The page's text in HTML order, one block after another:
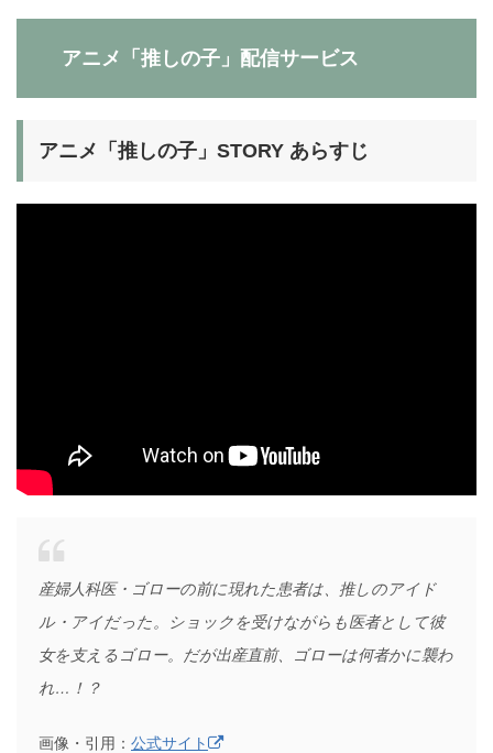
アニメ「推しの子」配信サービス
アニメ「推しの子」STORY あらすじ
産婦人科医・ゴローの前に現れた患者は、推しのアイド
ル・アイだった。ショックを受けながらも医者として彼
女を支えるゴロー。だが出産直前、ゴローは何者かに襲わ
れ…！？
画像・引用： 公式サイト